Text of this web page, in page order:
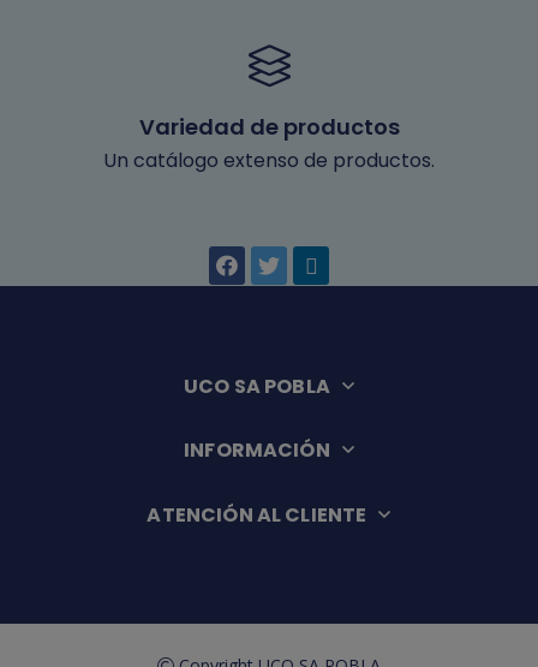
Variedad de productos
Un catálogo extenso de productos.
UCO SA POBLA
INFORMACIÓN
ATENCIÓN AL CLIENTE